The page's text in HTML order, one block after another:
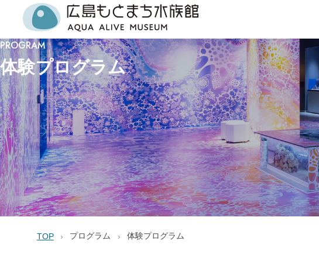
PROGRAM
体験プログラム
TOP プログラム 体験プログラム